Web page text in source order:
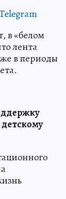
в «белом
лента
в периоды